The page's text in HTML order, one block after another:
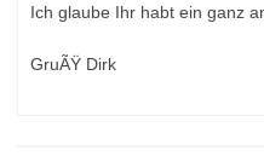
Ich glaube Ihr habt ein ganz
GruÃŸ Dirk